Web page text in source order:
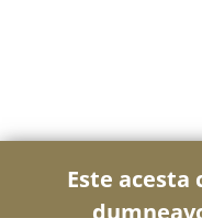
Este acesta